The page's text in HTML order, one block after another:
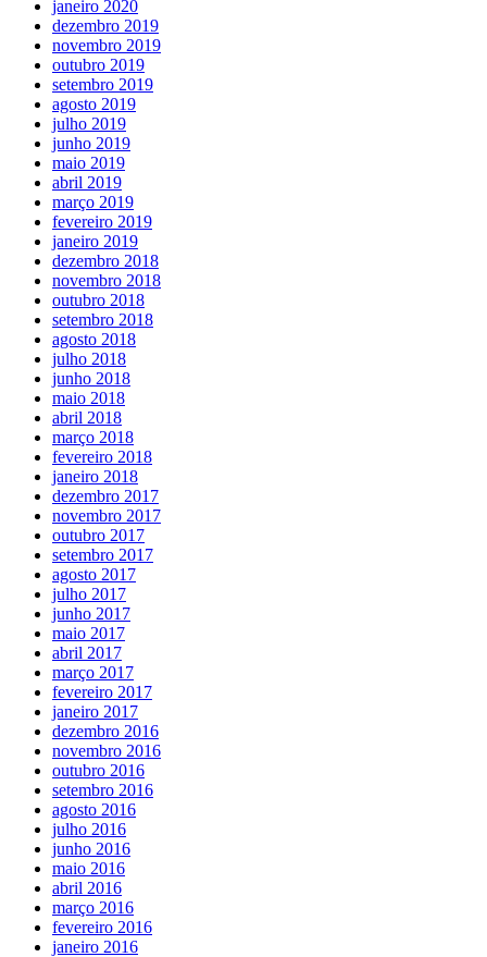
janeiro 2020
dezembro 2019
novembro 2019
outubro 2019
setembro 2019
agosto 2019
julho 2019
junho 2019
maio 2019
abril 2019
março 2019
fevereiro 2019
janeiro 2019
dezembro 2018
novembro 2018
outubro 2018
setembro 2018
agosto 2018
julho 2018
junho 2018
maio 2018
abril 2018
março 2018
fevereiro 2018
janeiro 2018
dezembro 2017
novembro 2017
outubro 2017
setembro 2017
agosto 2017
julho 2017
junho 2017
maio 2017
abril 2017
março 2017
fevereiro 2017
janeiro 2017
dezembro 2016
novembro 2016
outubro 2016
setembro 2016
agosto 2016
julho 2016
junho 2016
maio 2016
abril 2016
março 2016
fevereiro 2016
janeiro 2016